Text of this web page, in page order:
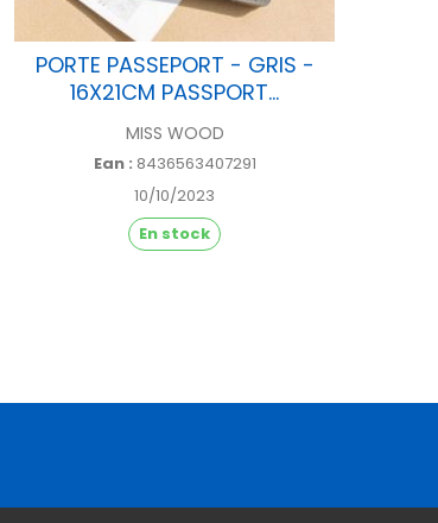
PORTE PASSEPORT - GRIS -
16X21CM PASSPORT...
MISS WOOD
Ean : 8436563407291
10/10/2023
En stock